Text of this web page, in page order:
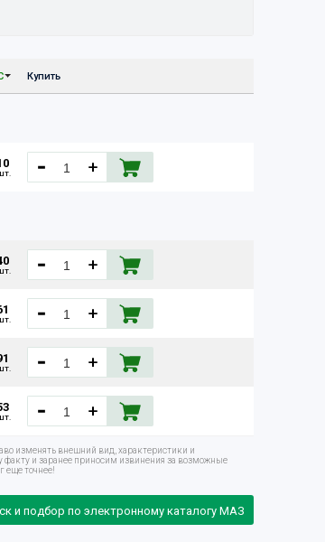
Купить
изменять внешний вид, характеристики и
и заранее приносим извинения за возможные
еще точнее!
и подбор по электронному каталогу МАЗ